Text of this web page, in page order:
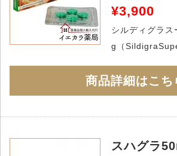
¥3,900
シルディグラ
g（
商品詳細はこ
スハグラ